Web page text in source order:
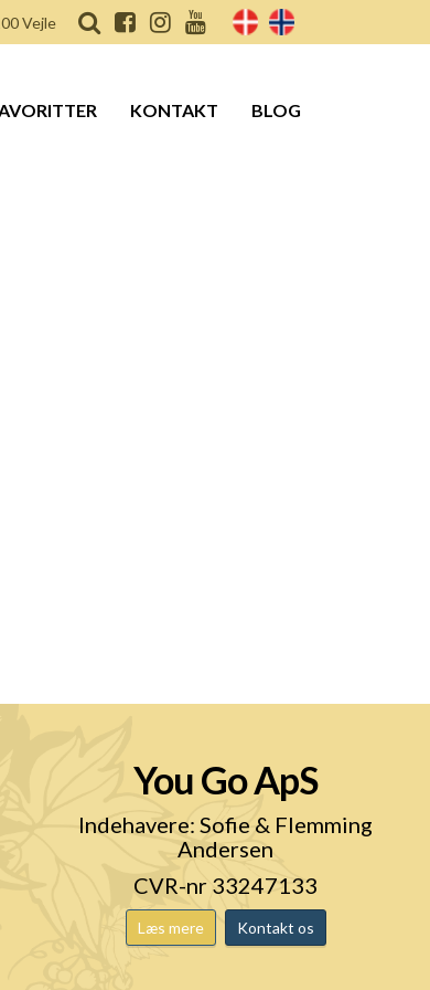
Vejle
KONTAKT BLOG
You Go ApS
Indehavere: Sofie & Flemming
Andersen
CVR-nr 33247133
Læs mere Kontakt os